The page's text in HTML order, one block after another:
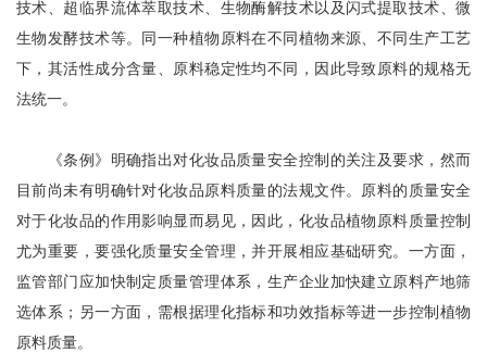
技术、超临界流体萃取技术、生物酶解技术以及闪式提取技术、微
生物发酵技术等。同一种植物原料在不同植物来源、不同生产工艺
下，其活性成分含量、原料稳定性均不同，因此导致原料的规格无
法统一。
《条例》明确指出对化妆品质量安全控制的关注及要求，然而
目前尚未有明确针对化妆品原料质量的法规文件。原料的质量安全
对于化妆品的作用影响显而易见，因此，化妆品植物原料质量控制
尤为重要，要强化质量安全管理，并开展相应基础研究。一方面，
监管部门应加快制定质量管理体系，生产企业加快建立原料产地筛
选体系；另一方面，需根据理化指标和功效指标等进一步控制植物
原料质量。